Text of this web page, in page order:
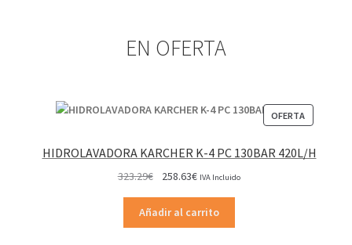
EN OFERTA
OFERTA
EN
HIDROLAVADORA KARCHER K-4 PC 130BAR 420L/H
323.29€
original
era:
258.63€El
actual
es:
IVA Incluido
Añadir al carrito